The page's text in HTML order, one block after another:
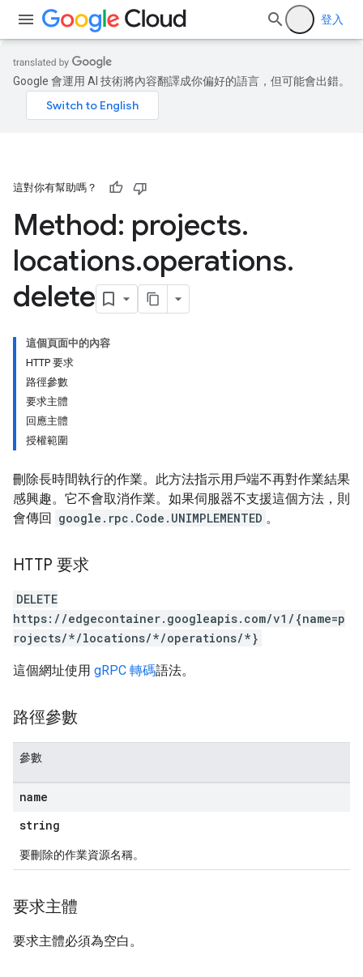
登入
Google 會運用 AI 技術將內容翻譯成你偏好的語言，但可能會出錯。
這對你有幫助嗎？
Method: projects.
locations.operations.
delete
這個頁面中的內容
HTTP 要求
路徑參數
要求主體
回應主體
授權範圍
刪除長時間執行的作業。此方法指示用戶端不再對作業結果
感興趣。它不會取消作業。如果伺服器不支援這個方法，則
會傳回 google.rpc.Code.UNIMPLEMENTED 。
HTTP 要求
DELETE
https://edgecontainer.googleapis.com/v1/{name=p
rojects/*/locations/*/operations/*}
這個網址使用 gRPC 轉碼語法。
路徑參數
參數
name
string
要刪除的作業資源名稱。
要求主體
要求主體必須為空白。